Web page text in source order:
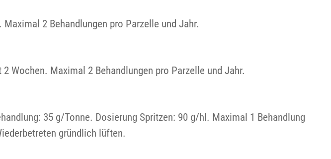
2 Behandlungen pro Parzelle und Jahr.
Wochen. Maximal 2 Behandlungen pro Parzelle und Jahr.
35 g/Tonne. Dosierung Spritzen: 90 g/hl. Maximal 1 Behandlung
gründlich lüften.